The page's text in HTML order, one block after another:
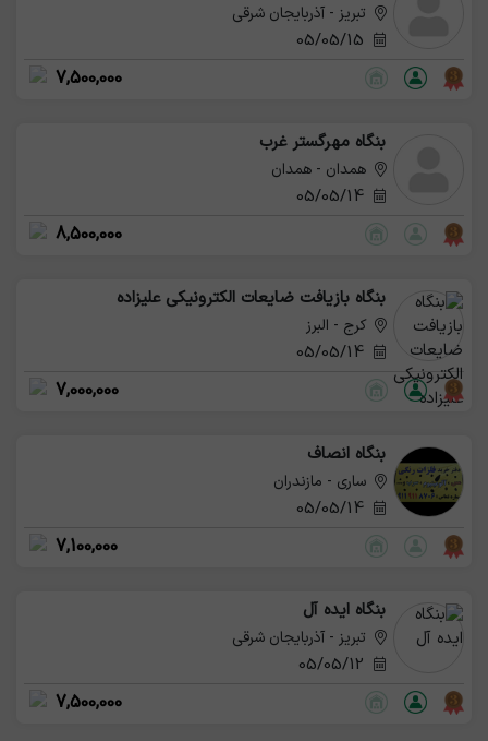
تبریز - آذربایجان شرقی
7,500,000
بنگاه مهرگستر غرب
همدان - همدان
05/05/14
8,500,000
بنگاه بازیافت ضایعات الکترونیکی علیزاده
کرج - البرز
05/05/14
7,000,000
بنگاه انصاف
ساری - مازندران
05/05/14
7,100,000
بنگاه ایده آل
تبریز - آذربایجان شرقی
7,500,000